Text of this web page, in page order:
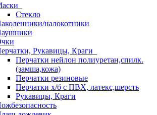
Стекло
налокотники
Рукавицы, Краги
Перчатки нейлон полиуретан,спилк.
(замша,кожа)
Перчатки резиновые
Перчатки х/б с ПВХ, латекс,шерсть
Рукавицы, Краги